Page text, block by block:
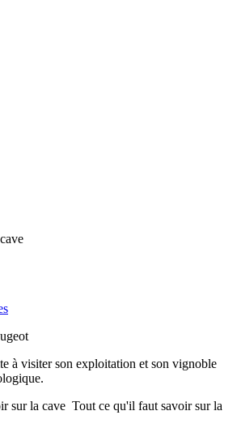
à visiter son exploitation et son vignoble
sur la cave Tout ce qu'il faut savoir sur la